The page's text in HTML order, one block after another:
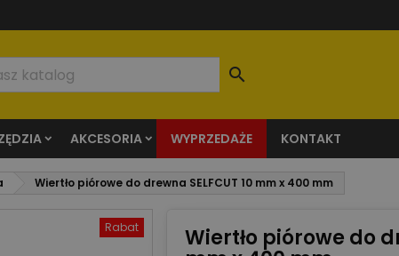

AKCESORIA WYPRZEDAŻE KONTAKT
Wiertło piórowe do drewna SELFCUT 10 mm x 400 mm
Rabat Wiertło piórowe do